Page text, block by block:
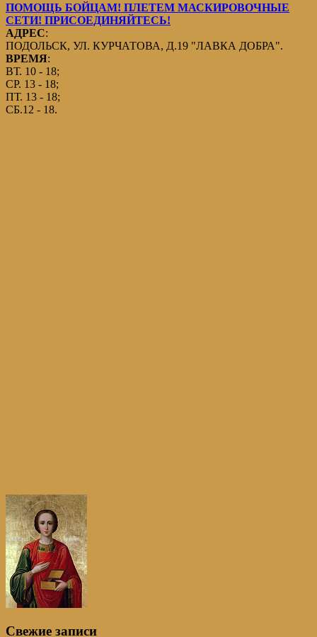
ПОМОЩЬ БОЙЦАМ! ПЛЕТЕМ МАСКИРОВОЧНЫЕ
СЕТИ! ПРИСОЕДИНЯЙТЕСЬ!
АДРЕС:
ПОДОЛЬСК, УЛ. КУРЧАТОВА, Д.19 "ЛАВКА ДОБРА".
ВРЕМЯ:
ВТ. 10 - 18;
СР. 13 - 18;
ПТ. 13 - 18;
СБ.12 - 18.
Свежие записи